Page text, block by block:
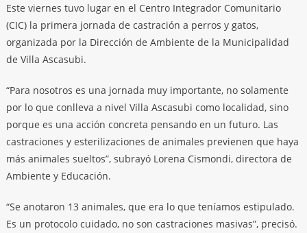
Este viernes tuvo lugar en el Centro Integrador Comunitario
(CIC) la primera jornada de castración a perros y gatos,
organizada por la Dirección de Ambiente de la Municipalidad
de Villa Ascasubi.
“Para nosotros es una jornada muy importante, no solamente
por lo que conlleva a nivel Villa Ascasubi como localidad, sino
porque es una acción concreta pensando en un futuro. Las
castraciones y esterilizaciones de animales previenen que haya
más animales sueltos”, subrayó Lorena Cismondi, directora de
Ambiente y Educación.
“Se anotaron 13 animales, que era lo que teníamos estipulado.
Es un protocolo cuidado, no son castraciones masivas”, precisó.